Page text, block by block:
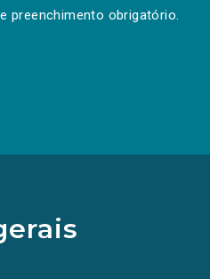
preenchimento obrigatório.